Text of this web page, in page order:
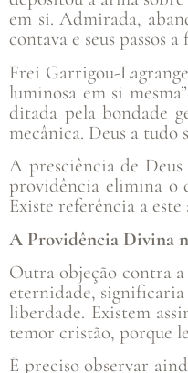
em si. Admirada,
contava e seus passos
Frei Garrigou-
luminosa em si mesma”
ditada pela bondade
mecânica. Deus a tudo
A presciência de
providência elimina o
Existe referência a
A Providência Divina
Outra objeção contra a
eternidade, significaria
liberdade. Existem
temor cristão, porque
É preciso observar